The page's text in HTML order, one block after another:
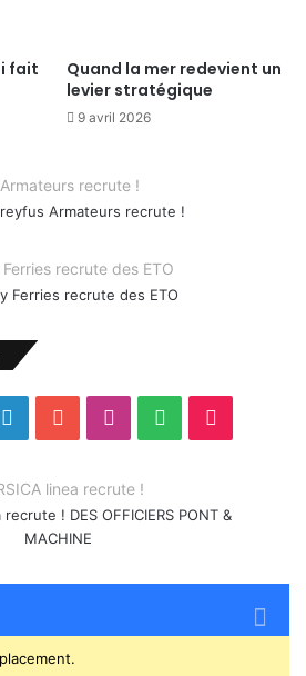
fait
Quand la mer redevient un
levier stratégique
9 avril 2026
recrute !
recrute des ETO
LinkedinYouTubeInstagram
Spotify
linea recrute !